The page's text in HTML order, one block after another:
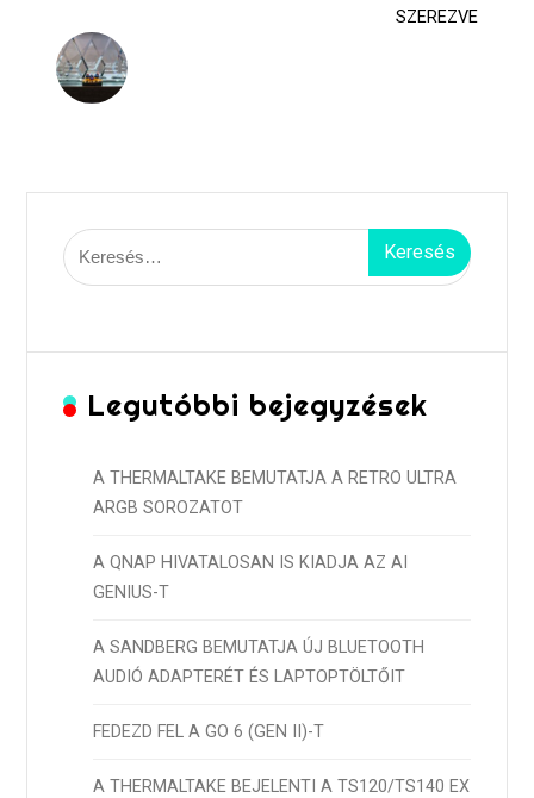
SZEREZVE
Keresés:
Legutóbbi bejegyzések
A THERMALTAKE BEMUTATJA A RETRO ULTRA
ARGB SOROZATOT
A QNAP HIVATALOSAN IS KIADJA AZ AI
GENIUS-T
A SANDBERG BEMUTATJA ÚJ BLUETOOTH
AUDIÓ ADAPTERÉT ÉS LAPTOPTÖLTŐIT
FEDEZD FEL A GO 6 (GEN II)-T
A THERMALTAKE BEJELENTI A TS120/TS140 EX